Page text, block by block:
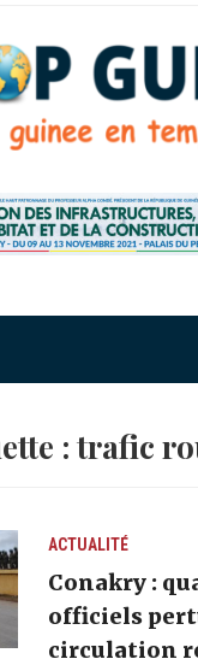
: trafic
ACTUALITÉ
Conakry :
officiels
circulation